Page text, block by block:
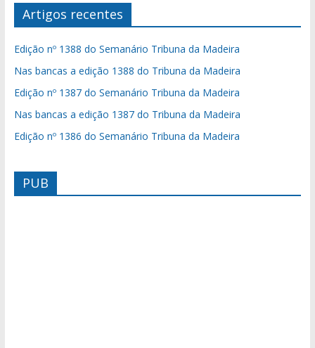
Artigos recentes
Edição nº 1388 do Semanário Tribuna da Madeira
Nas bancas a edição 1388 do Tribuna da Madeira
Edição nº 1387 do Semanário Tribuna da Madeira
Nas bancas a edição 1387 do Tribuna da Madeira
Edição nº 1386 do Semanário Tribuna da Madeira
PUB